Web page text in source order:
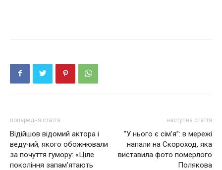
попередня стаття
Відійшов відомий актора і
ведучий, якого обожнювали
за почуття гумору: «Ціле
покоління запам’ятають
наступна стаття
“У нього є сім’я”: в мережі
напали на Скороход, яка
виставила фото померлого
Полякова